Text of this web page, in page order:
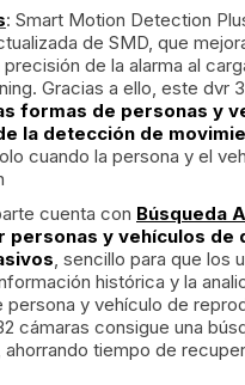
: Smart Motion Detection
de SMD, que
de la alarma al
Gracias a ello, este dvr
formas de personas y
la detección de
cuando la persona y el
cuenta con Búsqueda
personas y vehículos de
, sencillo para que los
histórica y la
persona y vehículo de
cámaras consigue una
tiempo de